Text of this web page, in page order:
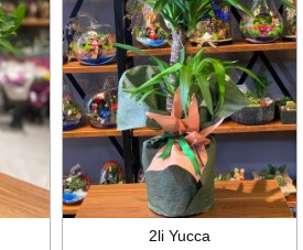
2li Yucca